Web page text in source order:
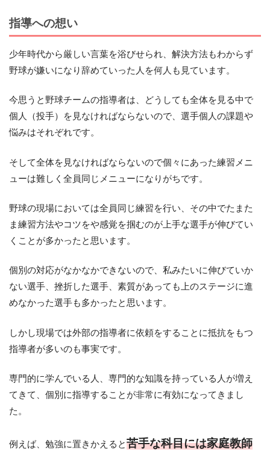
指導への想い
少年時代から厳しい言葉を浴びせられ、解決方法もわからず
野球が嫌いになり辞めていった人を何人も見ています。
今思うと野球チームの指導者は、どうしても全体を見る中で
個人（投手）を見なければならないので、選手個人の課題や
悩みはそれぞれです。
そして全体を見なければならないので個々にあった練習メニ
ューは難しく全員同じメニューになりがちです。
野球の現場においては全員同じ練習を行い、その中でたまた
ま練習方法やコツをや感覚を掴むのが上手な選手が伸びてい
くことが多かったと思います。
個別の対応がなかなかできないので、私みたいに伸びていか
ない選手、挫折した選手、素質があっても上のステージに進
めなかった選手も多かったと思います。
しかし現場では外部の指導者に依頼をすることに抵抗をもつ
指導者が多いのも事実です。
専門的に学んでいる人、専門的な知識を持っている人が増え
てきて、個別に指導することが非常に有効になってきまし
た。
例えば、勉強に置きかえると苦手な科目には家庭教師